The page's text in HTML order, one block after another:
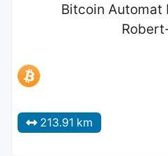
Bitcoin Automat
213.91 km